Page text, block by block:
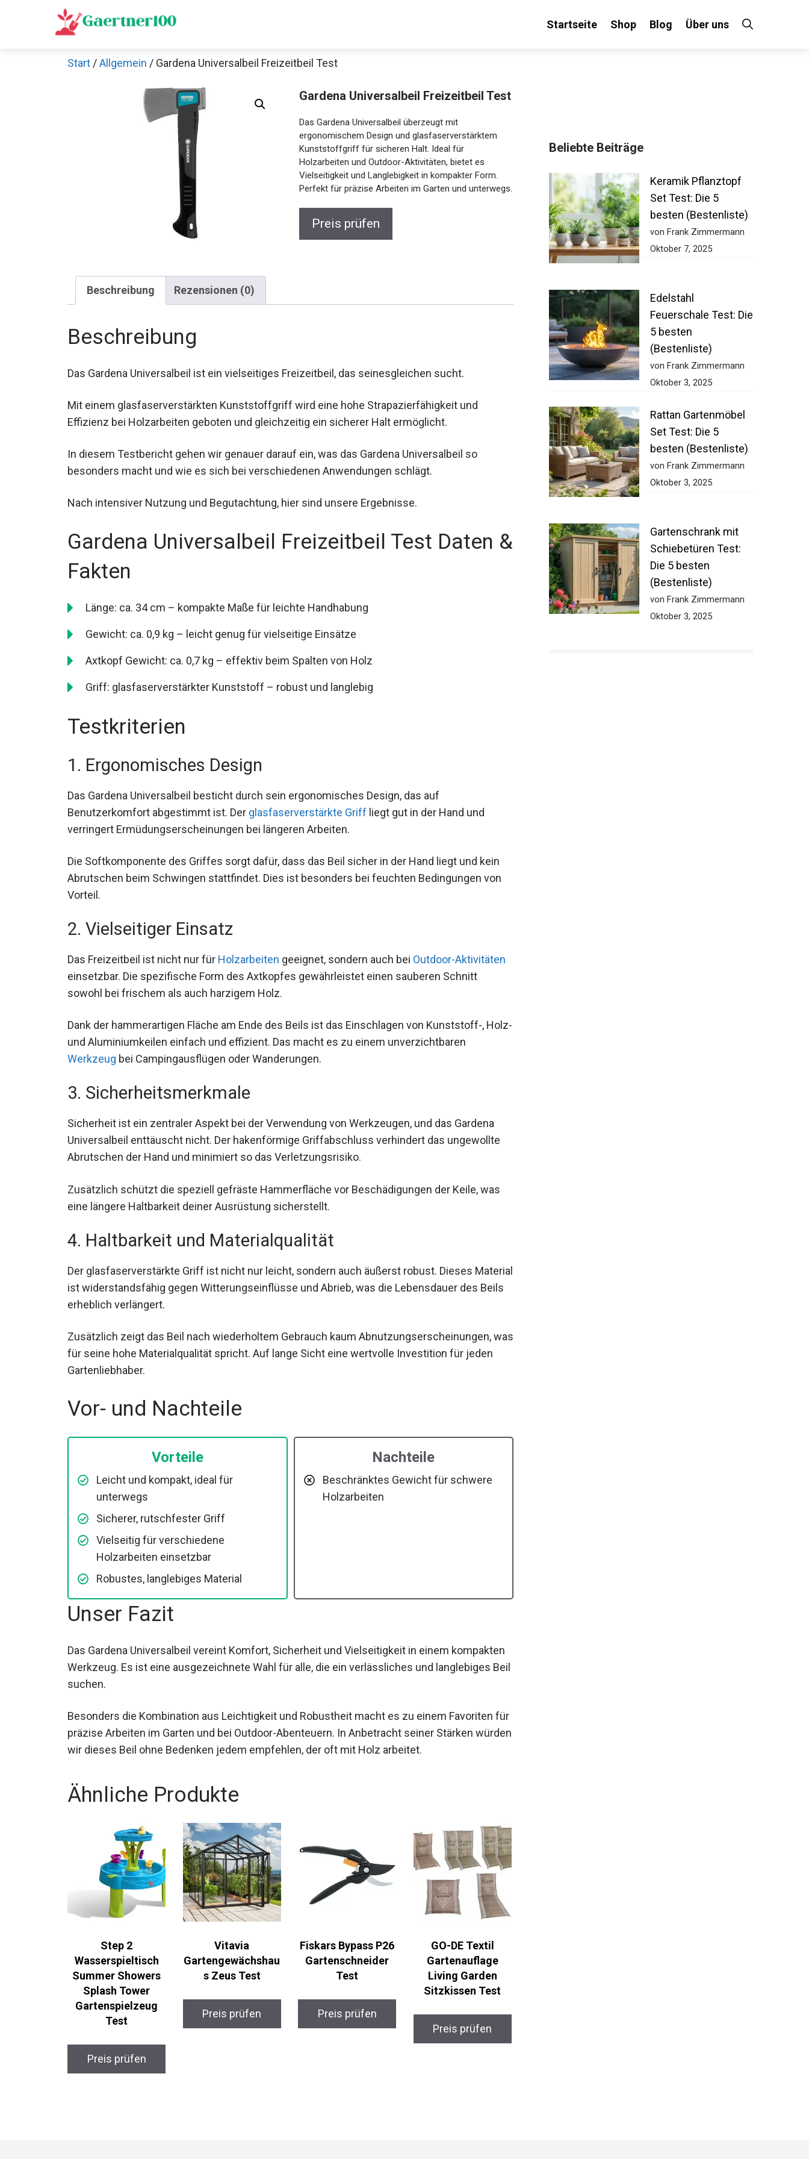
Startseite Shop Blog Über uns
Start /Allgemein / Gardena Universalbeil Freizeitbeil Test
Gardena Universalbeil Freizeitbeil Test
Das Gardena Universalbeil überzeugt mit
ergonomischem Design und glasfaserverstärktem
Kunststoffgriff für sicheren Halt. Ideal für
Holzarbeiten und Outdoor-Aktivitäten, bietet es
Vielseitigkeit und Langlebigkeit in kompakter Form.
Perfekt für präzise Arbeiten im Garten und unterwegs.
Preis prüfen
Beschreibung Rezensionen (0)
Beschreibung
Das Gardena Universalbeil ist ein vielseitiges Freizeitbeil, das seinesgleichen sucht.
Mit einem glasfaserverstärkten Kunststoffgriff wird eine hohe Strapazierfähigkeit und
Effizienz bei Holzarbeiten geboten und gleichzeitig ein sicherer Halt ermöglicht.
In diesem Testbericht gehen wir genauer darauf ein, was das Gardena Universalbeil so
besonders macht und wie es sich bei verschiedenen Anwendungen schlägt.
Nach intensiver Nutzung und Begutachtung, hier sind unsere Ergebnisse.
Gardena Universalbeil Freizeitbeil Test Daten &
Fakten
Länge: ca. 34 cm – kompakte Maße für leichte Handhabung
Gewicht: ca. 0,9 kg – leicht genug für vielseitige Einsätze
Axtkopf Gewicht: ca. 0,7 kg – effektiv beim Spalten von Holz
Griff: glasfaserverstärkter Kunststoff – robust und langlebig
Testkriterien
1. Ergonomisches Design
Das Gardena Universalbeil besticht durch sein ergonomisches Design, das auf
Benutzerkomfort abgestimmt ist. Der glasfaserverstärkte Griff liegt gut in der Hand und
verringert Ermüdungserscheinungen bei längeren Arbeiten.
Die Softkomponente des Griffes sorgt dafür, dass das Beil sicher in der Hand liegt und kein
Abrutschen beim Schwingen stattfindet. Dies ist besonders bei feuchten Bedingungen von
Vorteil.
2. Vielseitiger Einsatz
Das Freizeitbeil ist nicht nur für Holzarbeiten geeignet, sondern auch bei Outdoor-Aktivitäten
einsetzbar. Die spezifische Form des Axtkopfes gewährleistet einen sauberen Schnitt
sowohl bei frischem als auch harzigem Holz.
Dank der hammerartigen Fläche am Ende des Beils ist das Einschlagen von Kunststoff-, Holz-
und Aluminiumkeilen einfach und effizient. Das macht es zu einem unverzichtbaren
Werkzeug bei Campingausflügen oder Wanderungen.
3. Sicherheitsmerkmale
Sicherheit ist ein zentraler Aspekt bei der Verwendung von Werkzeugen, und das Gardena
Universalbeil enttäuscht nicht. Der hakenförmige Griffabschluss verhindert das ungewollte
Abrutschen der Hand und minimiert so das Verletzungsrisiko.
Zusätzlich schützt die speziell gefräste Hammerfläche vor Beschädigungen der Keile, was
eine längere Haltbarkeit deiner Ausrüstung sicherstellt.
4. Haltbarkeit und Materialqualität
Der glasfaserverstärkte Griff ist nicht nur leicht, sondern auch äußerst robust. Dieses Material
ist widerstandsfähig gegen Witterungseinflüsse und Abrieb, was die Lebensdauer des Beils
erheblich verlängert.
Zusätzlich zeigt das Beil nach wiederholtem Gebrauch kaum Abnutzungserscheinungen, was
für seine hohe Materialqualität spricht. Auf lange Sicht eine wertvolle Investition für jeden
Gartenliebhaber.
Vor- und Nachteile
Vorteile
Leicht und kompakt, ideal für
unterwegs
Sicherer, rutschfester Griff
Vielseitig für verschiedene
Holzarbeiten einsetzbar
Robustes, langlebiges Material
Nachteile
Beschränktes Gewicht für schwere
Holzarbeiten
Unser Fazit
Das Gardena Universalbeil vereint Komfort, Sicherheit und Vielseitigkeit in einem kompakten
Werkzeug. Es ist eine ausgezeichnete Wahl für alle, die ein verlässliches und langlebiges Beil
suchen.
Besonders die Kombination aus Leichtigkeit und Robustheit macht es zu einem Favoriten für
präzise Arbeiten im Garten und bei Outdoor-Abenteuern. In Anbetracht seiner Stärken würden
wir dieses Beil ohne Bedenken jedem empfehlen, der oft mit Holz arbeitet.
Ähnliche Produkte
Step 2
Wasserspieltisch
Summer Showers
Splash Tower
Gartenspielzeug
Test
Preis prüfen
Vitavia
Gartengewächshau
s Zeus Test
Preis prüfen
Fiskars Bypass P26
Gartenschneider
Test
Preis prüfen
GO-DE Textil
Gartenauflage
Living Garden
Sitzkissen Test
Preis prüfen
Beliebte Beiträge
Keramik Pflanztopf
Set Test: Die 5
besten (Bestenliste)
von Frank Zimmermann
Oktober 7, 2025
Edelstahl
Feuerschale Test: Die
5 besten
(Bestenliste)
von Frank Zimmermann
Oktober 3, 2025
Rattan Gartenmöbel
Set Test: Die 5
besten (Bestenliste)
von Frank Zimmermann
Oktober 3, 2025
Gartenschrank mit
Schiebetüren Test:
Die 5 besten
(Bestenliste)
von Frank Zimmermann
Oktober 3, 2025